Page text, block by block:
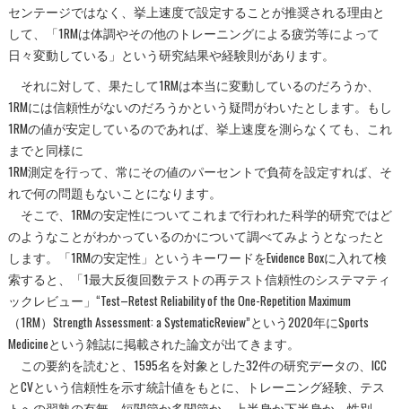
センテージではなく、挙上速度で設定することが推奨される理由と
して、「1RMは体調やその他のトレーニングによる疲労等によって
日々変動している」という研究結果や経験則があります。
それに対して、果たして1RMは本当に変動しているのだろうか、
1RMには信頼性がないのだろうかという疑問がわいたとします。もし
1RMの値が安定しているのであれば、挙上速度を測らなくても、これ
までと同様に
1RM測定を行って、常にその値のパーセントで負荷を設定すれば、そ
れで何の問題もないことになります。
そこで、1RMの安定性についてこれまで行われた科学的研究ではど
のようなことがわかっているのかについて調べてみようとなったと
します。「1RMの安定性」というキーワードをEvidence Boxに入れて検
索すると、「1最大反復回数テストの再テスト信頼性のシステマティ
ックレビュー」“Test–Retest Reliability of the One-Repetition Maximum
（1RM）Strength Assessment: a SystematicReview”という2020年にSports
Medicineという雑誌に掲載された論文が出てきます。
この要約を読むと、1595名を対象とした32件の研究データの、ICC
とCVという信頼性を示す統計値をもとに、トレーニング経験、テス